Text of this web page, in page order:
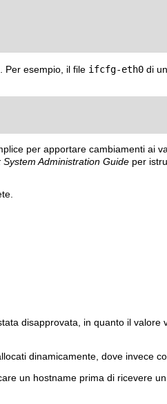
Per esempio, il file ifcfg-eth0 di
per apportare cambiamenti ai
Administration Guide per
disapprovata, in quanto il valore
dinamicamente, dove invece
un hostname prima di ricevere